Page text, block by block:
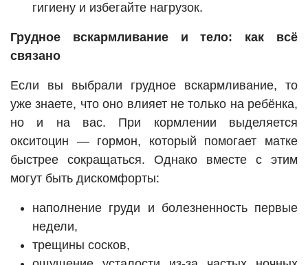
гигиену и избегайте нагрузок.
Грудное вскармливание и тело: как всё
связано
Если вы выбрали грудное вскармливание, то
уже знаете, что оно влияет не только на ребёнка,
но и на вас. При кормлении выделяется
окситоцин — гормон, который помогает матке
быстрее сокращаться. Однако вместе с этим
могут быть дискомфорты:
наполнение груди и болезненность первые
недели,
трещины сосков,